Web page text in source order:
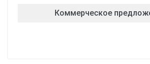
Коммерческое